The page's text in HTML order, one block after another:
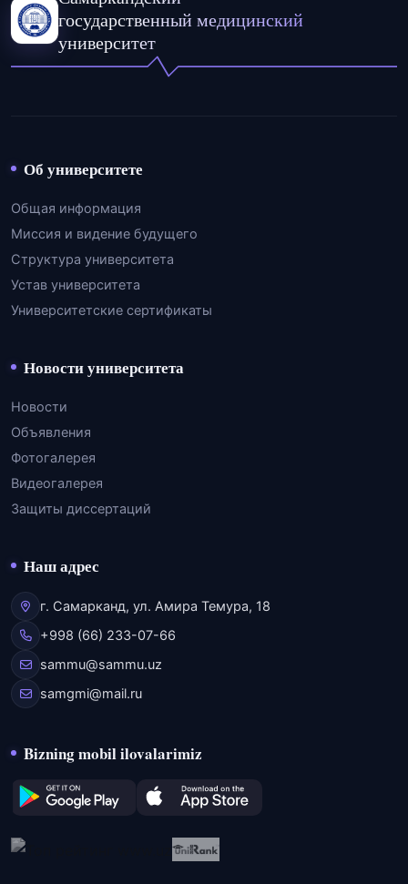
государственный медицинский
университет
Об университете
Общая информация
Миссия и видение будущего
Структура университета
Устав университета
Университетские сертификаты
Новости университета
Новости
Объявления
Фотогалерея
Видеогалерея
Защиты диссертаций
Наш адрес
г. Самарканд, ул. Амира Темура, 18
+998 (66) 233-07-66
sammu@sammu.uz
samgmi@mail.ru
Bizning mobil ilovalarimiz